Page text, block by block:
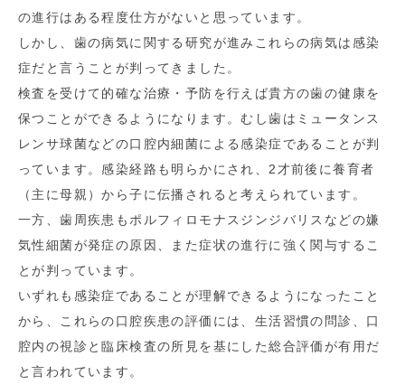
の進行はある程度仕方がないと思っています。
しかし、歯の病気に関する研究が進みこれらの病気は感染
症だと言うことが判ってきました。
検査を受けて的確な治療・予防を行えば貴方の歯の健康を
保つことができるようになります。むし歯はミュータンス
レンサ球菌などの口腔内細菌による感染症であることが判
っています。感染経路も明らかにされ、2才前後に養育者
（主に母親）から子に伝播されると考えられています。
一方、歯周疾患もポルフィロモナスジンジバリスなどの嫌
気性細菌が発症の原因、また症状の進行に強く関与するこ
とが判っています。
いずれも感染症であることが理解できるようになったこと
から、これらの口腔疾患の評価には、生活習慣の問診、口
腔内の視診と臨床検査の所見を基にした総合評価が有用だ
と言われています。